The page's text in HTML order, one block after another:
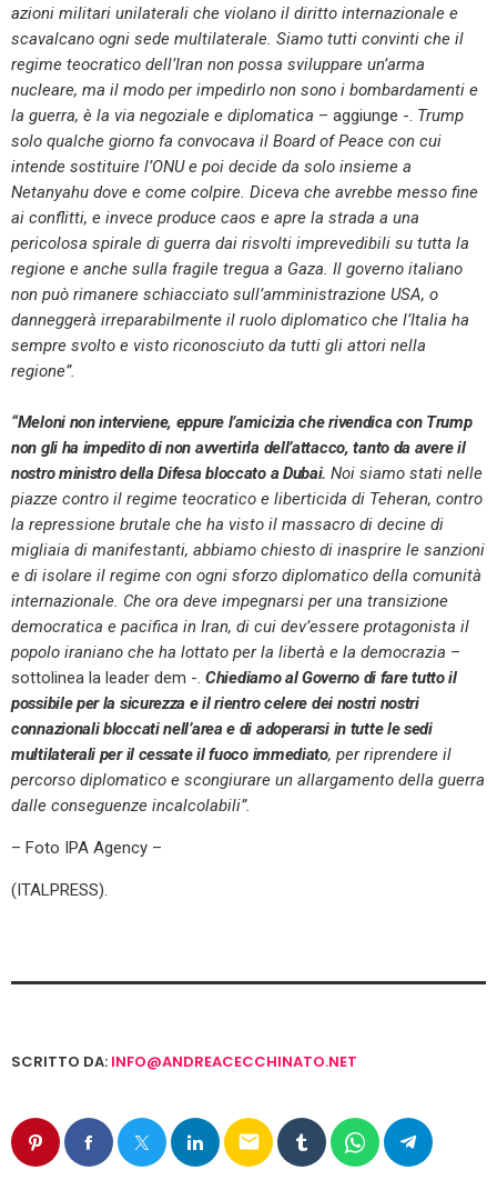
azioni militari unilaterali che violano il diritto internazionale e
scavalcano ogni sede multilaterale. Siamo tutti convinti che il
regime teocratico dell’Iran non possa sviluppare un’arma
nucleare, ma il modo per impedirlo non sono i bombardamenti e
la guerra, è la via negoziale e diplomatica – aggiunge -. Trump
solo qualche giorno fa convocava il Board of Peace con cui
intende sostituire l’ONU e poi decide da solo insieme a
Netanyahu dove e come colpire. Diceva che avrebbe messo fine
ai conflitti, e invece produce caos e apre la strada a una
pericolosa spirale di guerra dai risvolti imprevedibili su tutta la
regione e anche sulla fragile tregua a Gaza. Il governo italiano
non può rimanere schiacciato sull’amministrazione USA, o
danneggerà irreparabilmente il ruolo diplomatico che l’Italia ha
sempre svolto e visto riconosciuto da tutti gli attori nella
regione”.
“Meloni non interviene, eppure l’amicizia che rivendica con Trump
non gli ha impedito di non avvertirla dell’attacco, tanto da avere il
nostro ministro della Difesa bloccato a Dubai. Noi siamo stati nelle
piazze contro il regime teocratico e liberticida di Teheran, contro
la repressione brutale che ha visto il massacro di decine di
migliaia di manifestanti, abbiamo chiesto di inasprire le sanzioni
e di isolare il regime con ogni sforzo diplomatico della comunità
internazionale. Che ora deve impegnarsi per una transizione
democratica e pacifica in Iran, di cui dev’essere protagonista il
popolo iraniano che ha lottato per la libertà e la democrazia –
sottolinea la leader dem -. Chiediamo al Governo di fare tutto il
possibile per la sicurezza e il rientro celere dei nostri nostri
connazionali bloccati nell’area e di adoperarsi in tutte le sedi
multilaterali per il cessate il fuoco immediato, per riprendere il
percorso diplomatico e scongiurare un allargamento della guerra
dalle conseguenze incalcolabili”.
– Foto IPA Agency –
(ITALPRESS).
SCRITTO DA: INFO@ANDREACECCHINATO.NET
email